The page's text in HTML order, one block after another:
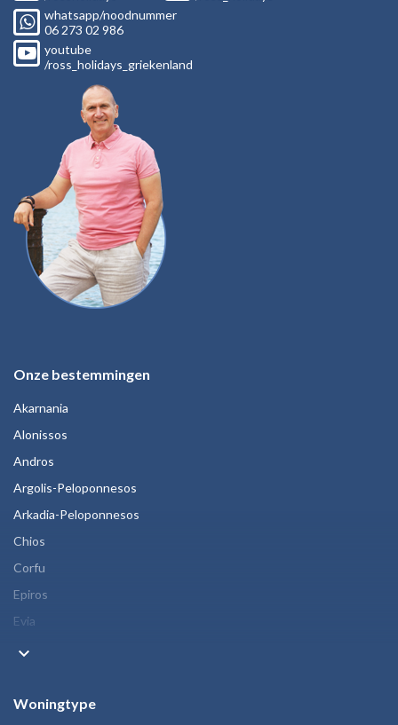
whatsapp/noodnummer
06 273 02 986
youtube
/ross_holidays_griekenland
Onze bestemmingen
Akarnania
Alonissos
Andros
Argolis-Peloponnesos
Arkadia-Peloponnesos
Chios
Corfu
Epiros
Evia
keyboard_arrow_down
Woningtype